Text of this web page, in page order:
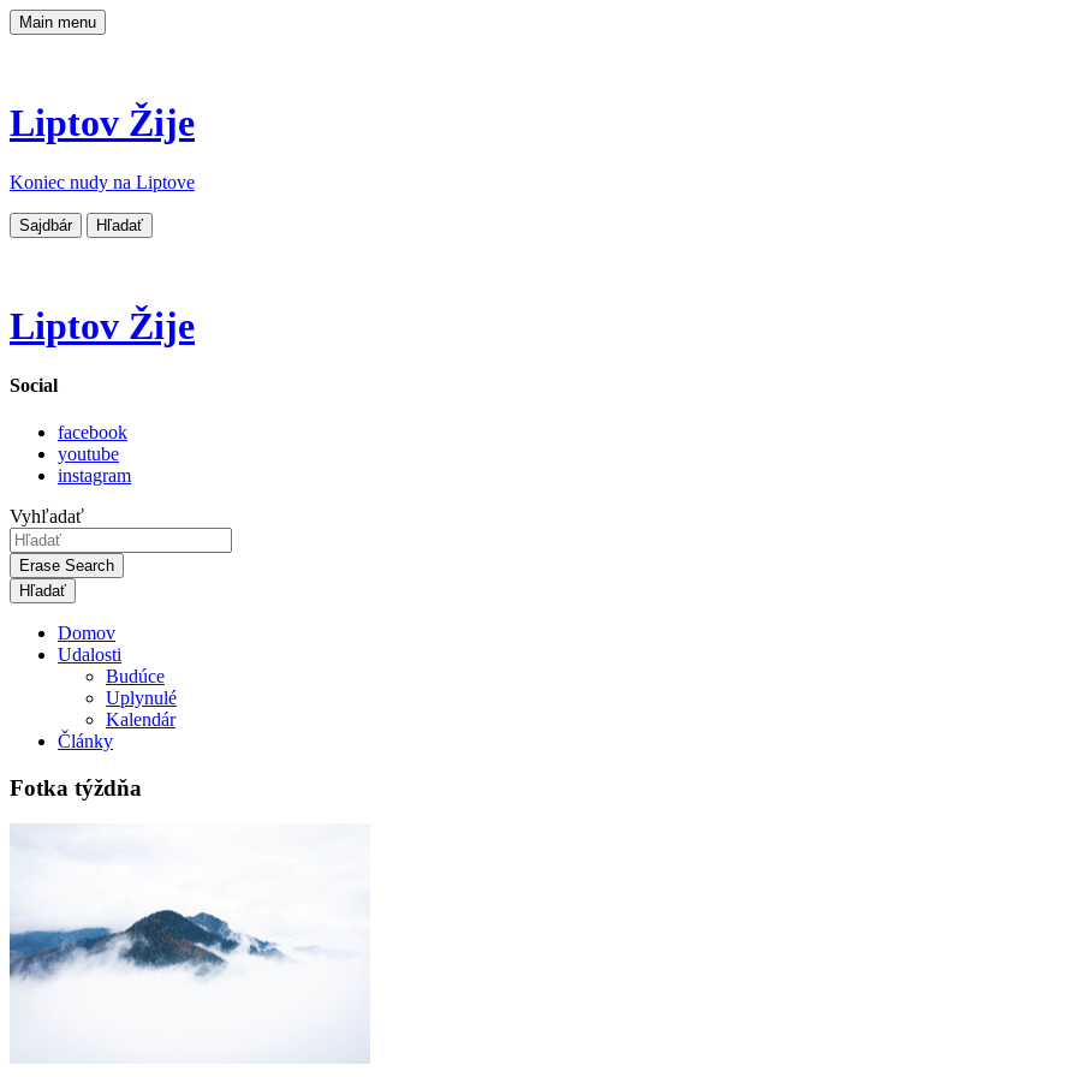
Main menu
Liptov Žije
Koniec nudy na Liptove
Sajdbár Hľadať
Liptov Žije
Social
facebook
youtube
instagram
Vyhľadať
Erase Search
Domov
Udalosti
Budúce
Uplynulé
Kalendár
Články
Fotka týždňa